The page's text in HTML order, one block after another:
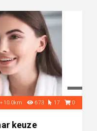
673 17 0
keuze